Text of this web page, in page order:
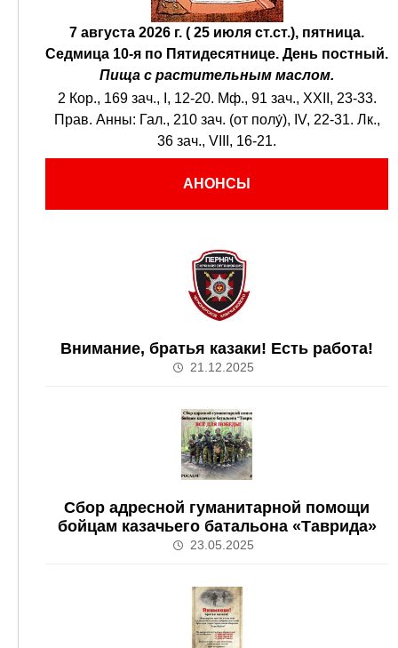
7 августа 2026 г. ( 25 июля ст.ст.), пятница.
Седмица 10-я по Пятидесятнице. День постный.
Пища с растительным маслом.
2 Кор., 169 зач., I, 12-20. Мф., 91 зач., XXII, 23-33.
Прав. Анны: Гал., 210 зач. (от полу́), IV, 22-31. Лк.,
36 зач., VIII, 16-21.
АНОНСЫ
Внимание, братья казаки! Есть работа!
21.12.2025
Сбор адресной гуманитарной помощи
бойцам казачьего батальона «Таврида»
23.05.2025